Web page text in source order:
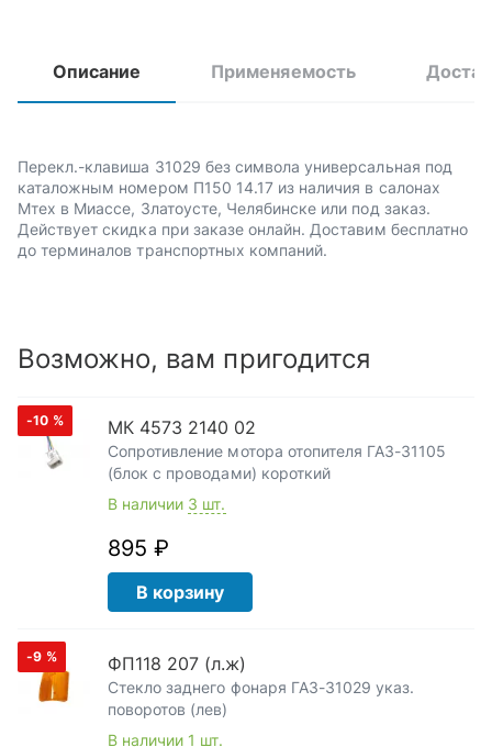
Описание Применяемость
Перекл.-клавиша 31029 без символа универсальная под
каталожным номером П150 14.17 из наличия в салонах
Мтех в Миассе, Златоусте, Челябинске или под заказ.
Действует скидка при заказе онлайн. Доставим бесплатно
до терминалов транспортных компаний.
Возможно, вам пригодится
-10 % МК 4573 2140 02
Сопротивление мотора отопителя ГАЗ-31105
(блок с проводами) короткий
В наличии 3 шт.
895 ₽
В корзину
-9 % ФП118 207 (л.ж)
Стекло заднего фонаря ГАЗ-31029 указ.
поворотов (лев)
В наличии 1 шт.